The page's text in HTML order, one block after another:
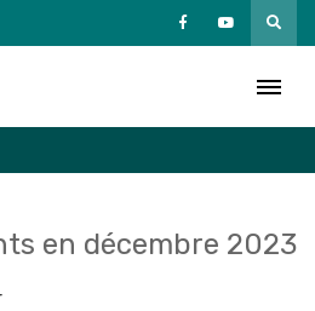
en décembre 2023